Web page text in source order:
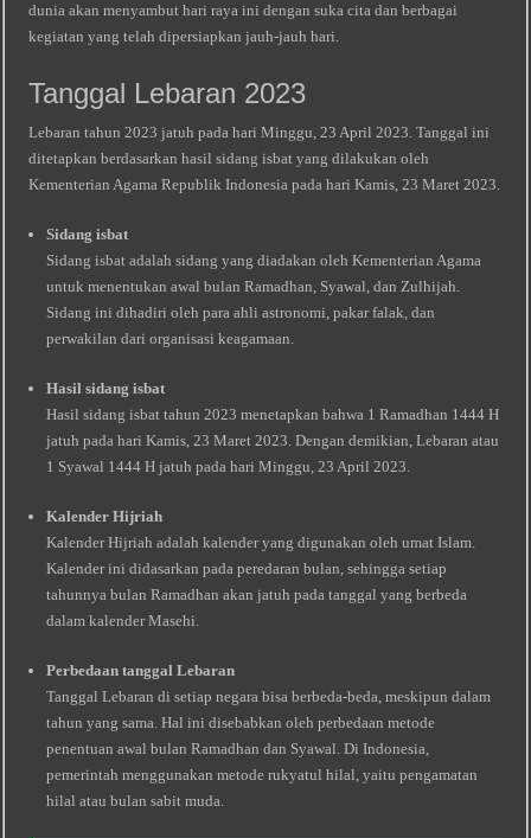
dunia akan menyambut hari raya ini dengan suka cita dan berbagai
kegiatan yang telah dipersiapkan jauh-jauh hari.
Tanggal Lebaran 2023
Lebaran tahun 2023 jatuh pada hari Minggu, 23 April 2023. Tanggal ini
ditetapkan berdasarkan hasil sidang isbat yang dilakukan oleh
Kementerian Agama Republik Indonesia pada hari Kamis, 23 Maret 2023.
Sidang isbat
Sidang isbat adalah sidang yang diadakan oleh Kementerian Agama
untuk menentukan awal bulan Ramadhan, Syawal, dan Zulhijah.
Sidang ini dihadiri oleh para ahli astronomi, pakar falak, dan
perwakilan dari organisasi keagamaan.
Hasil sidang isbat
Hasil sidang isbat tahun 2023 menetapkan bahwa 1 Ramadhan 1444 H
jatuh pada hari Kamis, 23 Maret 2023. Dengan demikian, Lebaran atau
1 Syawal 1444 H jatuh pada hari Minggu, 23 April 2023.
Kalender Hijriah
Kalender Hijriah adalah kalender yang digunakan oleh umat Islam.
Kalender ini didasarkan pada peredaran bulan, sehingga setiap
tahunnya bulan Ramadhan akan jatuh pada tanggal yang berbeda
dalam kalender Masehi.
Perbedaan tanggal Lebaran
Tanggal Lebaran di setiap negara bisa berbeda-beda, meskipun dalam
tahun yang sama. Hal ini disebabkan oleh perbedaan metode
penentuan awal bulan Ramadhan dan Syawal. Di Indonesia,
pemerintah menggunakan metode rukyatul hilal, yaitu pengamatan
hilal atau bulan sabit muda.